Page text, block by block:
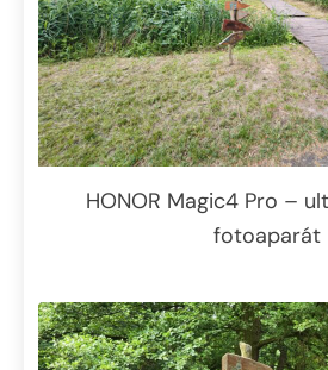
HONOR Magic4 Pro –
fotoaparát